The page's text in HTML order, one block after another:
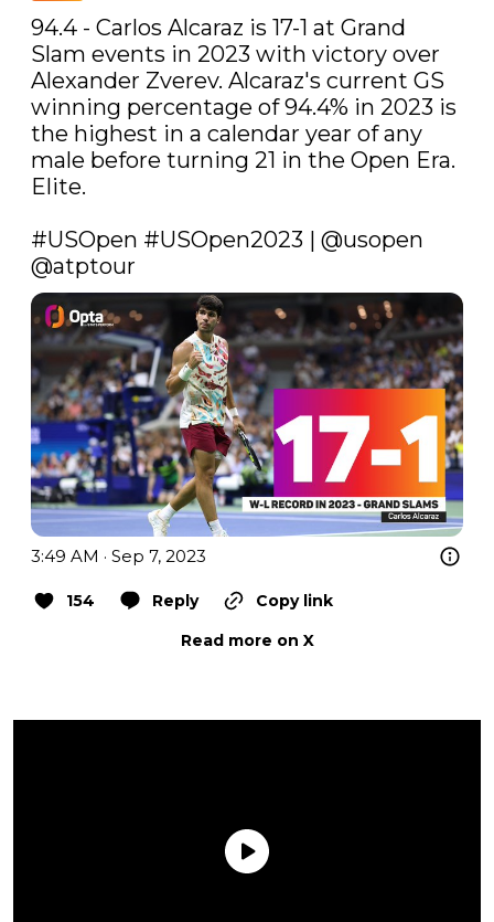
94.4 - Carlos Alcaraz is 17-1 at Grand
Slam events in 2023 with victory over
Alexander Zverev. Alcaraz's current GS
winning percentage of 94.4% in 2023 is
the highest in a calendar year of any
male before turning 21 in the Open Era.
Elite.
#USOpen #USOpen2023 | @usopen
@atptour
3:49 AM · Sep 7, 2023
154 Reply
Copy link
Read more on X